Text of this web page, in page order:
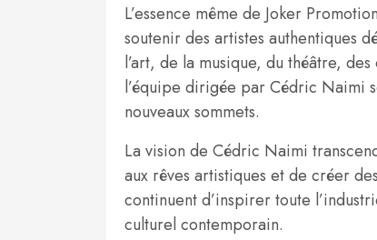
L’essence même de Joker
soutenir des artistes authentiques
l’art, de la musique, du théâtre,
l’équipe dirigée par Cédric Naimi
nouveaux sommets.
La vision de Cédric Naimi
aux rêves artistiques et de créer
continuent d’inspirer toute
culturel contemporain.